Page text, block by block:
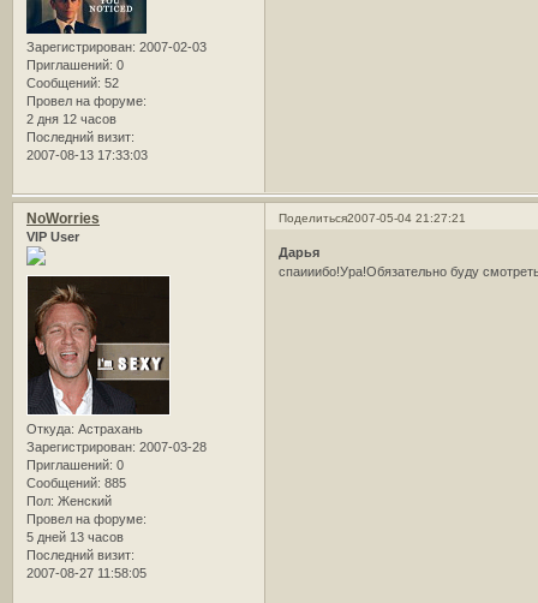
Зарегистрирован: 2007-02-03
Приглашений: 0
Сообщений: 52
Провел на форуме:
2 дня 12 часов
Последний визит:
2007-08-13 17:33:03
Поделиться2007-05-04 21:27:21
NoWorries
VIP User
Откуда: Астрахань
Зарегистрирован: 2007-03-28
Приглашений: 0
Сообщений: 885
Пол: Женский
Провел на форуме:
5 дней 13 часов
Последний визит:
2007-08-27 11:58:05
Дарья
спаииибо!Ура!Обязательно буду